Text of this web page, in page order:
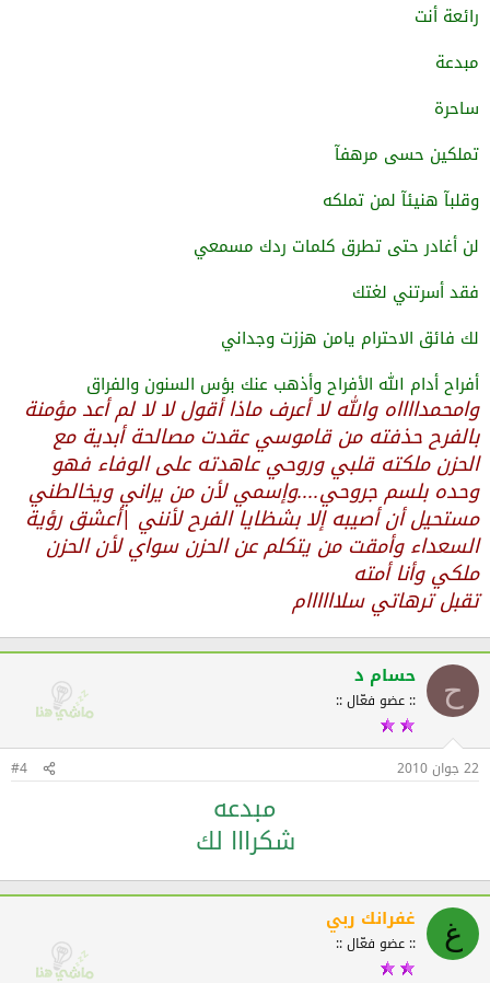
رائعة أنت
مبدعة
ساحرة
تملكين حسى مرهفآ
وقلبآ هنيئآ لمن تملكه
لن أغادر حتى تطرق كلمات ردك مسمعي
فقد أسرتني لغتك
لك فائق الاحترام يامن هززت وجداني
أفراح أدام الله الأفراح وأذهب عنك بؤس السنون والفراق
وامحمدااااه والله لا أعرف ماذا أقول لا لا لم أعد مؤمنة
بالفرح حذفته من قاموسي عقدت مصالحة أبدية مع
الحزن ملكته قلبي وروحي عاهدته على الوفاء فهو
وحده بلسم جروحي....وإسمي لأن من يراني ويخالطني
مستحيل أن أصيبه إلا بشظايا الفرح لأنني |أعشق رؤية
السعداء وأمقت من يتكلم عن الحزن سواي لأن الحزن
ملكي وأنا أمته
تقبل ترهاتي سلاااااام
ح حسام د
:: عضو فعّال ::
22 جوان 2010 #4
مبدعه
شكرااا لك
غ غفرانك ربي
:: عضو فعّال ::